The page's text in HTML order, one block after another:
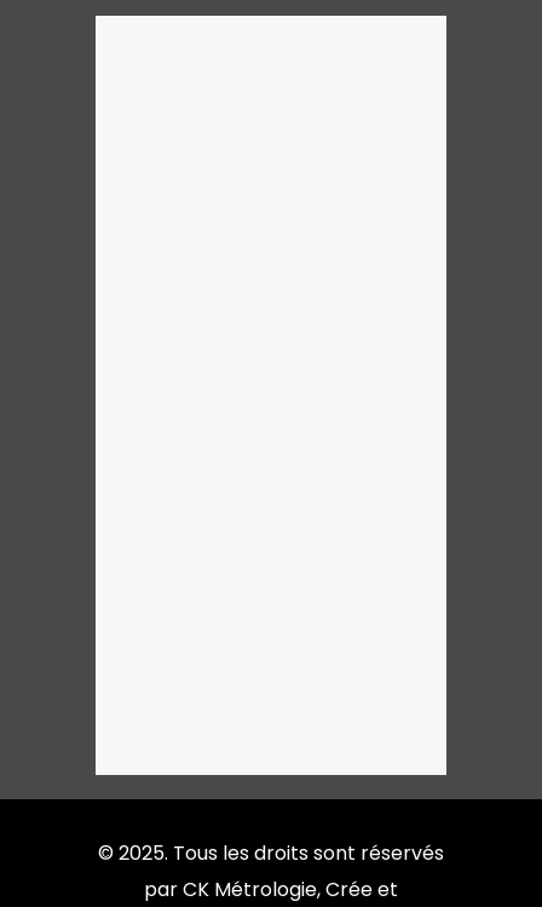
© 2025. Tous les droits sont réservés
par CK Métrologie, Crée et